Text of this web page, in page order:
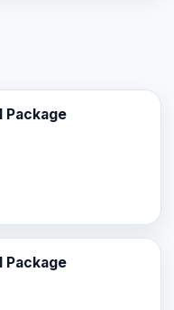
Package
Package